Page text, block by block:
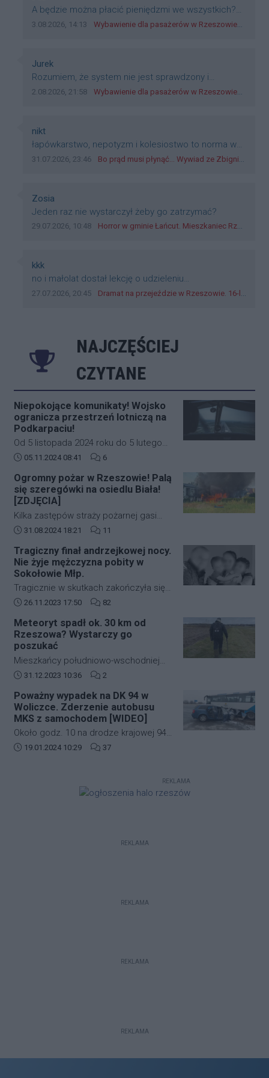
Treść komentarza:
A będzie można płacić pieniędzmi we wszystkich?
Bo banknoty emitowane przez Narodowy Bank
dyskryminację.
Data dodania komentarza:
3.08.2026, 14:13 Źródło komentarza:
Wybawienie dla pasażerów w Rzeszowie? W mieście ruszyły testy nowego rozwiązania
Autor komentarza:
Jurek
Treść komentarza:
Rozumiem, że system nie jest sprawdzony i
przetestowany. Wybieram się z mim młodym do
radę. Albo ogarną, jak to teraz młode ludzie mówią.
Data dodania komentarza:
2.08.2026, 21:58 Źródło komentarza:
Wybawienie dla pasażerów w Rzeszowie? W mieście ruszyły testy nowego rozwiązania
Autor komentarza:
nikt
Treść komentarza:
łapówkarstwo, nepotyzm i kolesiostwo to norma w
pge dystrybucja rzeszów, takie ***e jak wozowicz
Data dodania komentarza:
31.07.2026, 23:46 Źródło komentarza:
Bo prąd musi płynąć... Wywiad ze Zbigniewem Możdżeniem - Dyrektorem Generalnym Oddziału PGE Dystrybucja w Rzeszowie
Autor komentarza:
Zosia
Treść komentarza:
Jeden raz nie wystarczył żeby go zatrzymać?
Data dodania komentarza:
29.07.2026, 10:48 Źródło komentarza:
Horror w gminie Łańcut. Mieszkaniec Rzeszowa terroryzował rodzinę nożem i zaatakował policjantów! [VIDEO]
Autor komentarza:
kkk
Treść komentarza:
no i małolat dostał lekcję o udzieleniu
pierwszeństwa
Data dodania komentarza:
27.07.2026, 20:45 Źródło komentarza:
Dramat na przejeździe w Rzeszowie. 16-latek na hulajnodze wjechał wprost pod szynobus
NAJCZĘŚCIEJ
CZYTANE
Niepokojące komunikaty! Wojsko
ogranicza przestrzeń lotniczą na
Podkarpaciu!
Od 5 listopada 2024 roku do 5 lutego
2025 roku w południowo-wschodniej
obowiązywać będą nowe, bardziej
restrykcyjne zasady dotyczące ruchu
lotniczego. Decyzja ta została podjęta
na wniosek Dowództwa Operacyjnego
Rodzajów Sił Zbrojnych i wprowadza
strefę ograniczonej lotności EP R125.
Data dodania artykułu:
05.11.2024 08:41 Liczba komentarzy artykułu:
6
Ogromny pożar w Rzeszowie! Palą
się szeregówki na osiedlu Biała!
[ZDJĘCIA]
Kilka zastępów straży pożarnej gasi
duży pożar budynków mieszkalnych w
kardynała Karola Wojtyły na
rzeszowskim osiedlu Biała.
Data dodania artykułu:
31.08.2024 18:21 Liczba komentarzy artykułu:
11
Tragiczny finał andrzejkowej nocy.
Nie żyje mężczyzna pobity w
Sokołowie Młp.
Tragicznie w skutkach zakończyła się
andrzejkowa noc w Sokołowie Młp. W
mężczyzna. Zmarł w drodze do
szpitala.
Data dodania artykułu:
26.11.2023 17:50 Liczba komentarzy artykułu:
82
Meteoryt spadł ok. 30 km od
Rzeszowa? Wystarczy go
poszukać
Mieszkańcy południowo-wschodniej
Polski kilkanaście dni temu mogli
Świadkowie zdarzenia twierdzą, że
najpierw usłyszeli głośny huk, a
następnie zobaczyli jasną kulę ognia,
która przeleciała przez niebo.
Data dodania artykułu:
31.12.2023 10:36 Liczba komentarzy artykułu:
2
Poważny wypadek na DK 94 w
Woliczce. Zderzenie autobusu
MKS z samochodem [WIDEO]
Około godz. 10 na drodze krajowej 94
w Woliczce w gminie Świlcza doszło
Data dodania artykułu:
19.01.2024 10:29 Liczba komentarzy artykułu:
37
REKLAMA
REKLAMA
REKLAMA
REKLAMA
REKLAMA